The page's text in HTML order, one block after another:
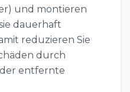
und montieren
dauerhaft
reduzieren Sie
durch
entfernte